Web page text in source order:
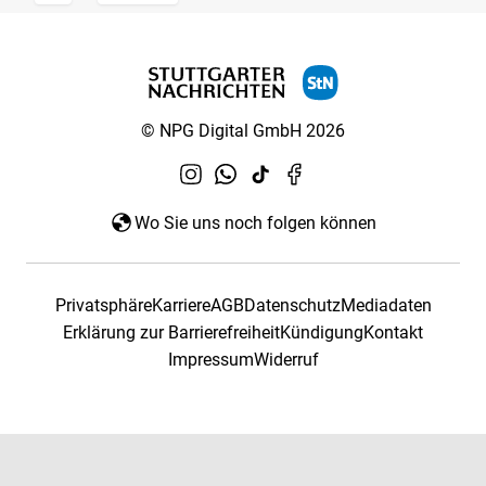
© NPG Digital GmbH 2026
Wo Sie uns noch folgen können
PrivatsphäreKarriereAGBDatenschutzMediadaten
Erklärung zur BarrierefreiheitKündigungKontakt
ImpressumWiderruf